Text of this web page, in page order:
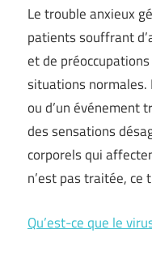
Le trouble anxieux
patients souffrant
et de
situations normales.
ou d’un événement
des sensations
corporels qui
n’est pas traitée,
Qu’est-ce que le